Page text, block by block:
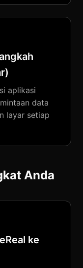
aplikasi
data
layar setiap
Anda
ke